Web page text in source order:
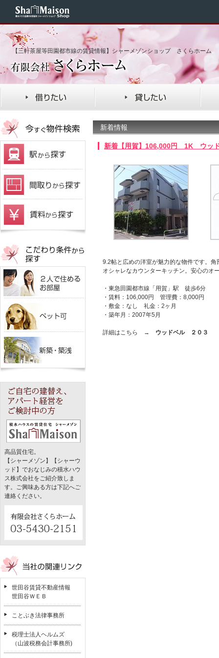
【三軒茶屋等田園都市線の賃貸情報】シャーメゾンショップ さくらホーム
高品質住宅。
【シャーメゾン】【シャーウ
ッド】でおなじみの積水ハウ
ス株式会社をご紹介致しま
す。ご興味ある方は下記へご
連絡ください。
世田谷賃貸不動産情報
世田谷ＷＥＢ
ことぶき法律事務所
税理士法人ヘルムズ
（山波税務会計事務所)
新着情報
新着【用賀】106,000円 1K ウッ
9.2帖と広めの洋室が魅力的な物件です。角
オシャレなカウンターキッチン。安心のオ
・東急田園都市線「用賀」駅 徒歩6分
・賃料：106,000円 管理費：8,000円
・敷金：なし 礼金：2ヶ月
・築年月：2007年5月
詳細はこちら → ウッドベル ２０３